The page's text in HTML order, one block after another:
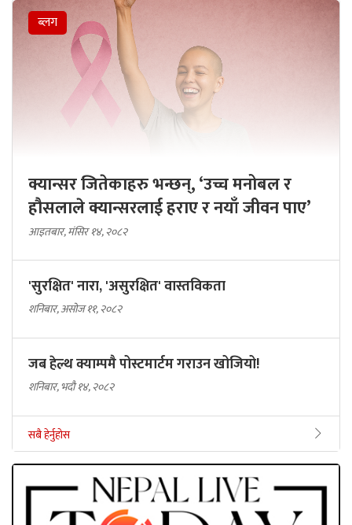
ब्लग
क्यान्सर जितेकाहरु भन्छन्, ‘उच्च मनोबल र
हौसलाले क्यान्सरलाई हराए र नयाँ जीवन पाए’
आइतबार, मंसिर १४, २०८२
'सुरक्षित' नारा, 'असुरक्षित' वास्तविकता
शनिबार, असोज ११, २०८२
जब हेल्थ क्याम्पमै पोस्टमार्टम गराउन खोजियो!
शनिबार, भदौ १४, २०८२
सबै हेर्नुहोस